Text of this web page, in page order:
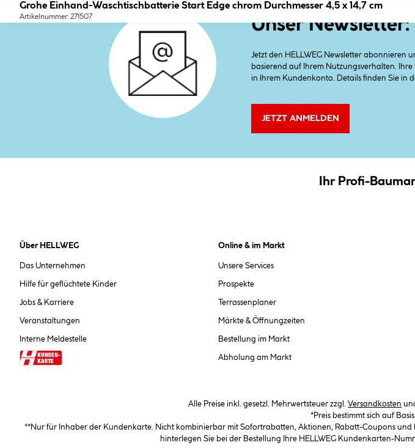
Grohe Einhand-Waschtischbatterie Start Edge chrom Durchmesser 4,5 x 14,7 cm
Artikelnummer: 271507 Unser
Jetzt den HELLWEG Newsletter abonnieren
basierend auf Ihrem Nutzungsverhalten.
in Ihrem Kundenkonto. Details finden Sie in
JETZT ANMELDEN
Ihr Profi-
Über HELLWEG
Das Unternehmen
Hilfe für geflüchtete Kinder
Jobs & Karriere
Veranstaltungen
Interne Meldestelle
Online & im Markt
Unsere Services
Prospekte
Terrassenplaner
Märkte & Öffnungzeiten
Bestellung im Markt
Abholung am Markt
Alle Preise inkl. gesetzl. Mehrwertsteuer zzgl. Versandkosten
*Preis bestimmt sich auf
**Nur für Inhaber der Kundenkarte. Nicht kombinierbar mit Sofortrabatten, Aktionen, Rabatt-Coupons
hinterlegen Sie bei der Bestellung Ihre HELLWEG Kundenkarten-